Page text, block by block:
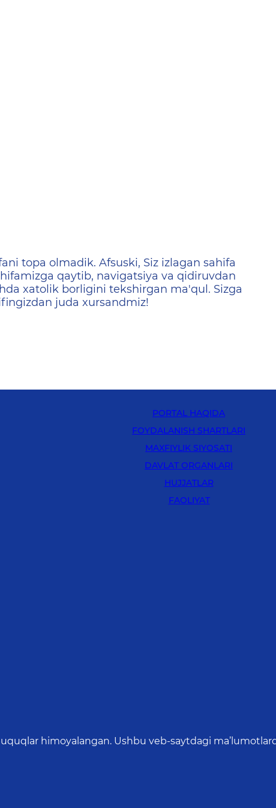
topa olmadik. Afsuski, Siz izlagan sahifa
qaytib, navigatsiya va qidiruvdan
xatolik borligini tekshirgan ma'qul. Sizga
juda xursandmiz!
PORTAL HAQIDA
FOYDALANISH SHARTLARI
MAXFIYLIK SIYOSATI
DAVLAT ORGANLARI
HUJJATLAR
FAOLIYAT
himoyalangan. Ushbu veb-saytdagi